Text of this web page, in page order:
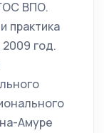
ВПО.
практика
год.
Амуре